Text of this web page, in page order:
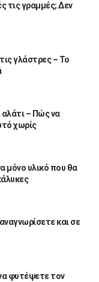
τις γραμμές; Δεν
γλάστρες – Το
– Πώς να
χωρίς
μόνο υλικό που θα
και σε
φυτέψετε τον